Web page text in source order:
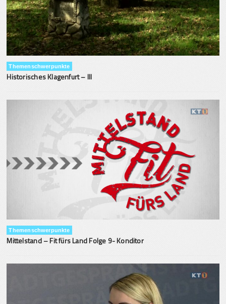
Themenschwerpunkte
Historisches Klagenfurt – III
Themenschwerpunkte
Mittelstand – Fit fürs Land Folge 9- Konditor